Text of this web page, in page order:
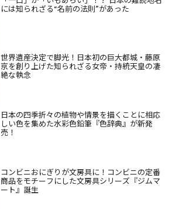
には知られざる“名前の法則”があった
世界遺産決定で脚光！日本初の巨大都城・藤原
京を創り上げた知られざる女帝・持統天皇の凄
絶な執念
日本の四季折々の植物や情景を描くことに相応
しい色を集めた水彩色鉛筆『色辞典』が新発
売！
コンビニおにぎりが文房具に！コンビニの定番
商品をモチーフにした文房具シリーズ『ジムマ
ート』誕生